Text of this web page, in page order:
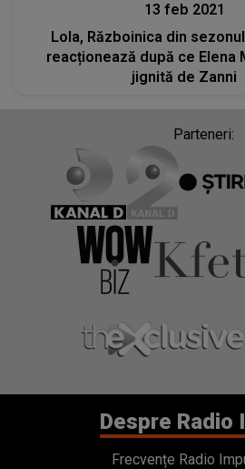
13 feb 2021
Lola, Războinica din
reacționează după ce Elena
jignită de Zanni
Parteneri:
Despre Radio
Frecvențe Radio